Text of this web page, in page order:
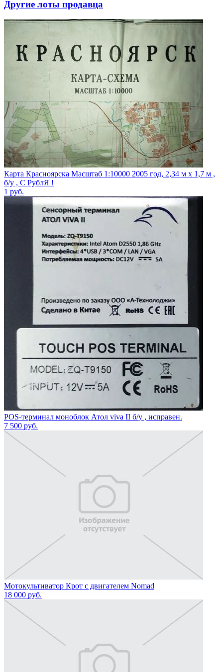
Другие лоты продавца
Карта Красноярска Масштаб 1:10000 2005 год, 2,34 м х 1,7 м ,
б/у , С РублЯ !
1 руб.
POS-терминал моноблок Атол viva II б/у , исправен.
7 500 руб.
Мотокультиватор Крот с двигателем Nomad
18 000 руб.